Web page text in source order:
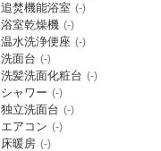
追焚機能浴室 (-)
浴室乾燥機 (-)
温水洗浄便座 (-)
洗面台 (-)
洗髪洗面化粧台 (-)
シャワー (-)
独立洗面台 (-)
エアコン (-)
床暖房 (-)